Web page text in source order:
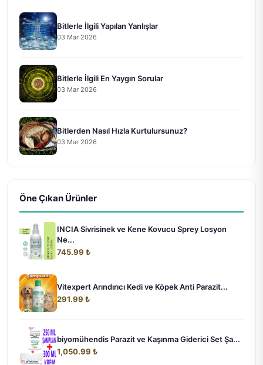
Bitlerle İlgili Yapılan Yanlışlar
03 Mar 2026
Bitlerle İlgili En Yaygın Sorular
03 Mar 2026
Bitlerden Nasıl Hızla Kurtulursunuz?
03 Mar 2026
Öne Çıkan Ürünler
INCIA Sivrisinek ve Kene Kovucu Sprey Losyon
Ne...
745.99 ₺
Vitexpert Arındırıcı Kedi ve Köpek Anti Parazit...
291.99 ₺
biyomühendis Parazit ve Kaşınma Giderici Set Şa...
1,050.99 ₺